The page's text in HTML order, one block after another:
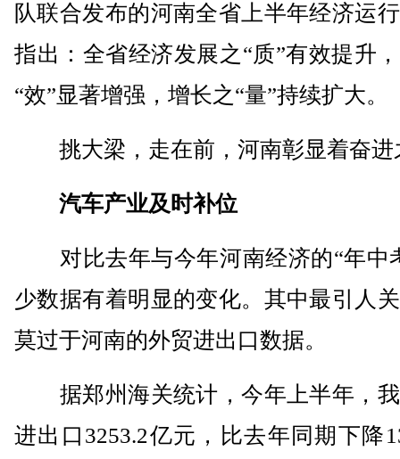
队联合发布的河南全省上半年经济运
指出：全省经济发展之“质”有效提升
“效”显著增强，增长之“量”持续扩大。
挑大梁，走在前，河南彰显着奋进
汽车产业及时补位
对比去年与今年河南经济的“年中
少数据有着明显的变化。其中最引人
莫过于河南的外贸进出口数据。
据郑州海关统计，今年上半年，
进出口3253.2亿元，比去年同期下降